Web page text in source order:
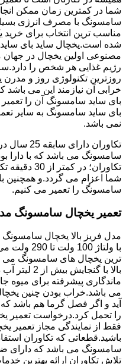
شما در کمترین زمان ممکن
مناسب ترین انتخاب برای خرید
شده است.یخچال ساید بای
مصنوعی اولین یخچال در جهان
رژیم غذایی هر شخص را
روزترین تکنولوژی روز و
خرابی آن نیازمند این می
بای ساید سامسونگ آن را
بای ساید سامسونگ به سایر
نمی باشد.
تکاوران
سامسونگ می باشد که با دارا
تکاوران؛
شما اعزام می گردد.و همچنین
سامسونگ را تعمیر می کنیم.
تعمیر یخچال سامسونگ مدل
مدل فریز بالا یخچال
با ولتاژ
ترین یخچال های سامسونگ می
بالا با
ماندگاری پیشرفته برای میوه
می باشد.خراب بودن چنین
آید و اگر فصل گرما هم باشد
را تحمل کرد.درخواست تعمیر
فقط از نمایندگی مجاز تعمیر
باشید.قطعاتی که تکاوران
تلاش تکاوران ارائه بهترین